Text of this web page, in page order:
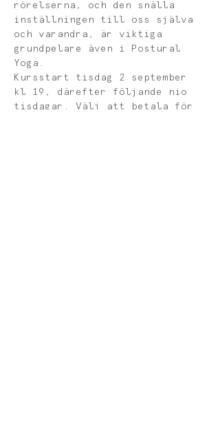
rörelserna, och den snälla
inställningen till oss själva
och varandra, är viktiga
grundpelare även i Postural
Yoga.
Kursstart tisdag 2 september
kl 19, därefter följande nio
tisdagar. Välj att betala för